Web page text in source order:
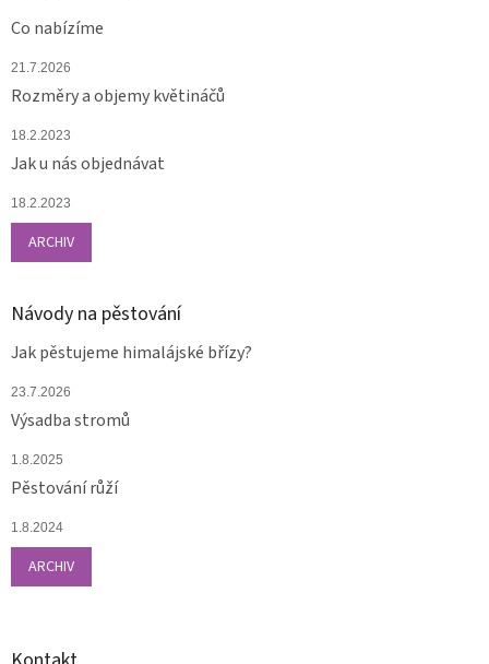
Co nabízíme
21.7.2026
Rozměry a objemy květináčů
18.2.2023
Jak u nás objednávat
18.2.2023
ARCHIV
Návody na pěstování
Jak pěstujeme himalájské břízy?
23.7.2026
Výsadba stromů
1.8.2025
Pěstování růží
1.8.2024
ARCHIV